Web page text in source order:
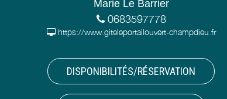
Marie Le Barrier
0683597778
https://www.giteleportailouvert-champdieu.fr
DISPONIBILITÉS/RÉSERVATION